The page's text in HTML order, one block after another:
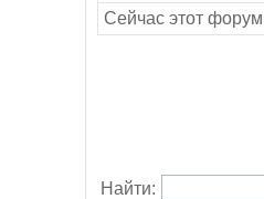
Сейчас этот
Найти: